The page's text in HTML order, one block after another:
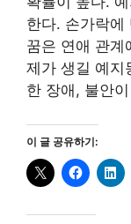
한다. 손가락에
꿈은 연애 관계
제가 생길 예지
한 장애, 불안
이 글 공유하기: